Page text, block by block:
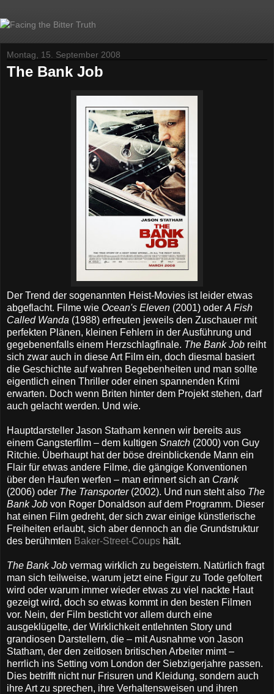
Montag, 15. September 2008
The Bank Job
Der Trend der sogenannten Heist-Movies ist leider etwas
abgeflacht. Filme wie Ocean's Eleven (2001) oder A Fish
Called Wanda (1988) erfreuten jeweils den Zuschauer mit
perfekten Plänen, kleinen Fehlern in der Ausführung und
gegebenenfalls einem Herzschlagfinale. The Bank Job reiht
sich zwar auch in diese Art Film ein, doch diesmal basiert
die Geschichte auf wahren Begebenheiten und man sollte
eigentlich einen Thriller oder einen spannenden Krimi
erwarten. Doch wenn Briten hinter dem Projekt stehen, darf
auch gelacht werden. Und wie.
Hauptdarsteller Jason Statham kennen wir bereits aus
einem Gangsterfilm – dem kultigen Snatch (2000) von Guy
Ritchie. Überhaupt hat der böse dreinblickende Mann ein
Flair für etwas andere Filme, die gängige Konventionen
über den Haufen werfen – man erinnert sich an Crank
(2006) oder The Transporter(2002). Und nun steht also The
Bank Job von Roger Donaldson auf dem Programm. Dieser
hat einen Film gedreht, der sich zwar einige künstlerische
Freiheiten erlaubt, sich aber dennoch an die Grundstruktur
des berühmten Baker-Street-Coups hält.
The Bank Job vermag wirklich zu begeistern. Natürlich fragt
man sich teilweise, warum jetzt eine Figur zu Tode gefoltert
wird oder warum immer wieder etwas zu viel nackte Haut
gezeigt wird, doch so etwas kommt in den besten Filmen
vor. Nein, der Film besticht vor allem durch eine
ausgeklügelte, der Wirklichkeit entlehnten Story und
grandiosen Darstellern, die – mit Ausnahme von Jason
Statham, der den zeitlosen britischen Arbeiter mimt –
herrlich ins Setting vom London der Siebzigerjahre passen.
Dies betrifft nicht nur Frisuren und Kleidung, sondern auch
ihre Art zu sprechen, ihre Verhaltensweisen und ihren